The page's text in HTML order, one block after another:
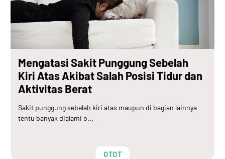
Mengatasi Sakit Punggung Sebelah
Kiri Atas Akibat Salah Posisi Tidur dan
Aktivitas Berat
Sakit punggung sebelah kiri atas maupun di bagian lainnya
tentu banyak dialami o...
OTOT